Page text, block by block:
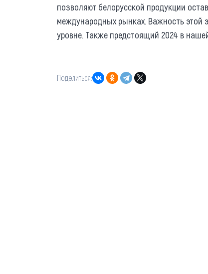
позволяют белорусской продукции
международных рынках. Важность
уровне. Также предстоящий 2024 в
Поделиться: